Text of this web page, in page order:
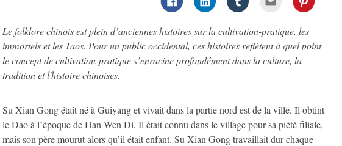
Le folklore chinois est plein d’anciennes histoires sur la cultivation-pratique, les
immortels et les Taos. Pour un public occidental, ces histoires reflètent à quel point
le concept de cultivation-pratique s’enracine profondément dans la culture, la
tradition et l'histoire chinoises.
Su Xian Gong était né à Guiyang et vivait dans la partie nord est de la ville. Il obtint
le Dao à l’époque de Han Wen Di. Il était connu dans le village pour sa piété filiale,
mais son père mourut alors qu’il était enfant. Su Xian Gong travaillait dur chaque